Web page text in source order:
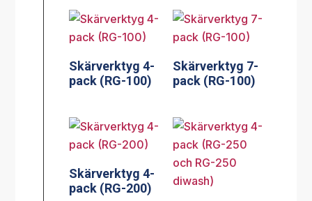
Skärverktyg 4-
pack (RG-100)
Skärverktyg 7-
pack (RG-100)
Skärverktyg 4-
pack (RG-200)